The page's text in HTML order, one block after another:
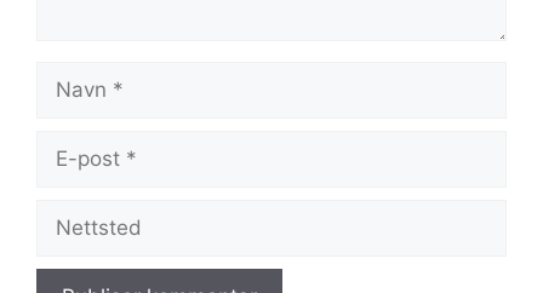
Navn
Nettsted